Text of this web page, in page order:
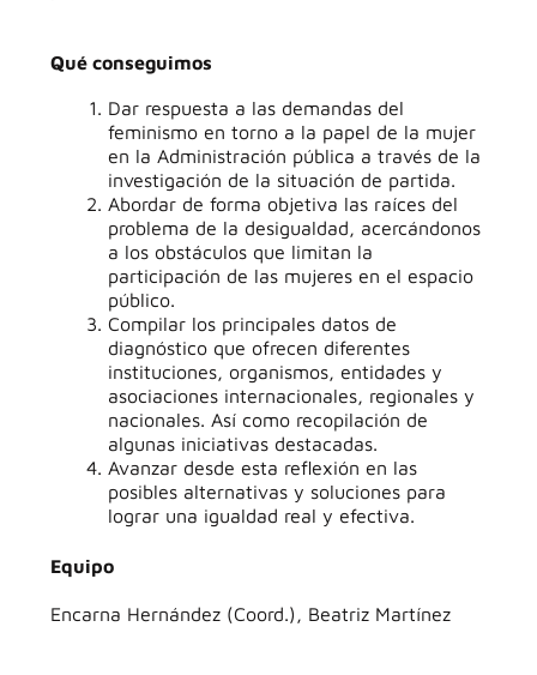
Qué conseguimos
Dar respuesta a las demandas del
feminismo en torno a la papel de la mujer
en la Administración pública a través de la
investigación de la situación de partida.
Abordar de forma objetiva las raíces del
problema de la desigualdad, acercándonos
a los obstáculos que limitan la
participación de las mujeres en el espacio
público.
Compilar los principales datos de
diagnóstico que ofrecen diferentes
instituciones, organismos, entidades y
asociaciones internacionales, regionales y
nacionales. Así como recopilación de
algunas iniciativas destacadas.
Avanzar desde esta reflexión en las
posibles alternativas y soluciones para
lograr una igualdad real y efectiva.
Equipo
Encarna Hernández (Coord.), Beatriz Martínez